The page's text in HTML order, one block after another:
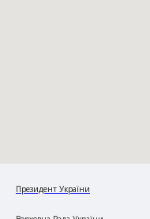
Президент України